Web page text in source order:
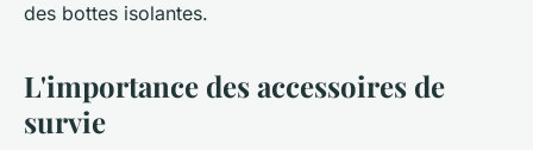
des bottes isolantes.
L'importance des accessoires de
survie